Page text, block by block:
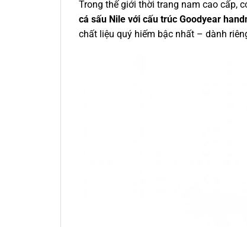
Trong thế giới thời trang nam cao cấp,
cá sấu Nile với cấu trúc Goodyear
chất liệu quý hiếm bậc nhất – dành